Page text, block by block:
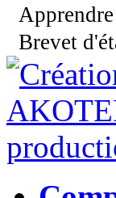
Brevet